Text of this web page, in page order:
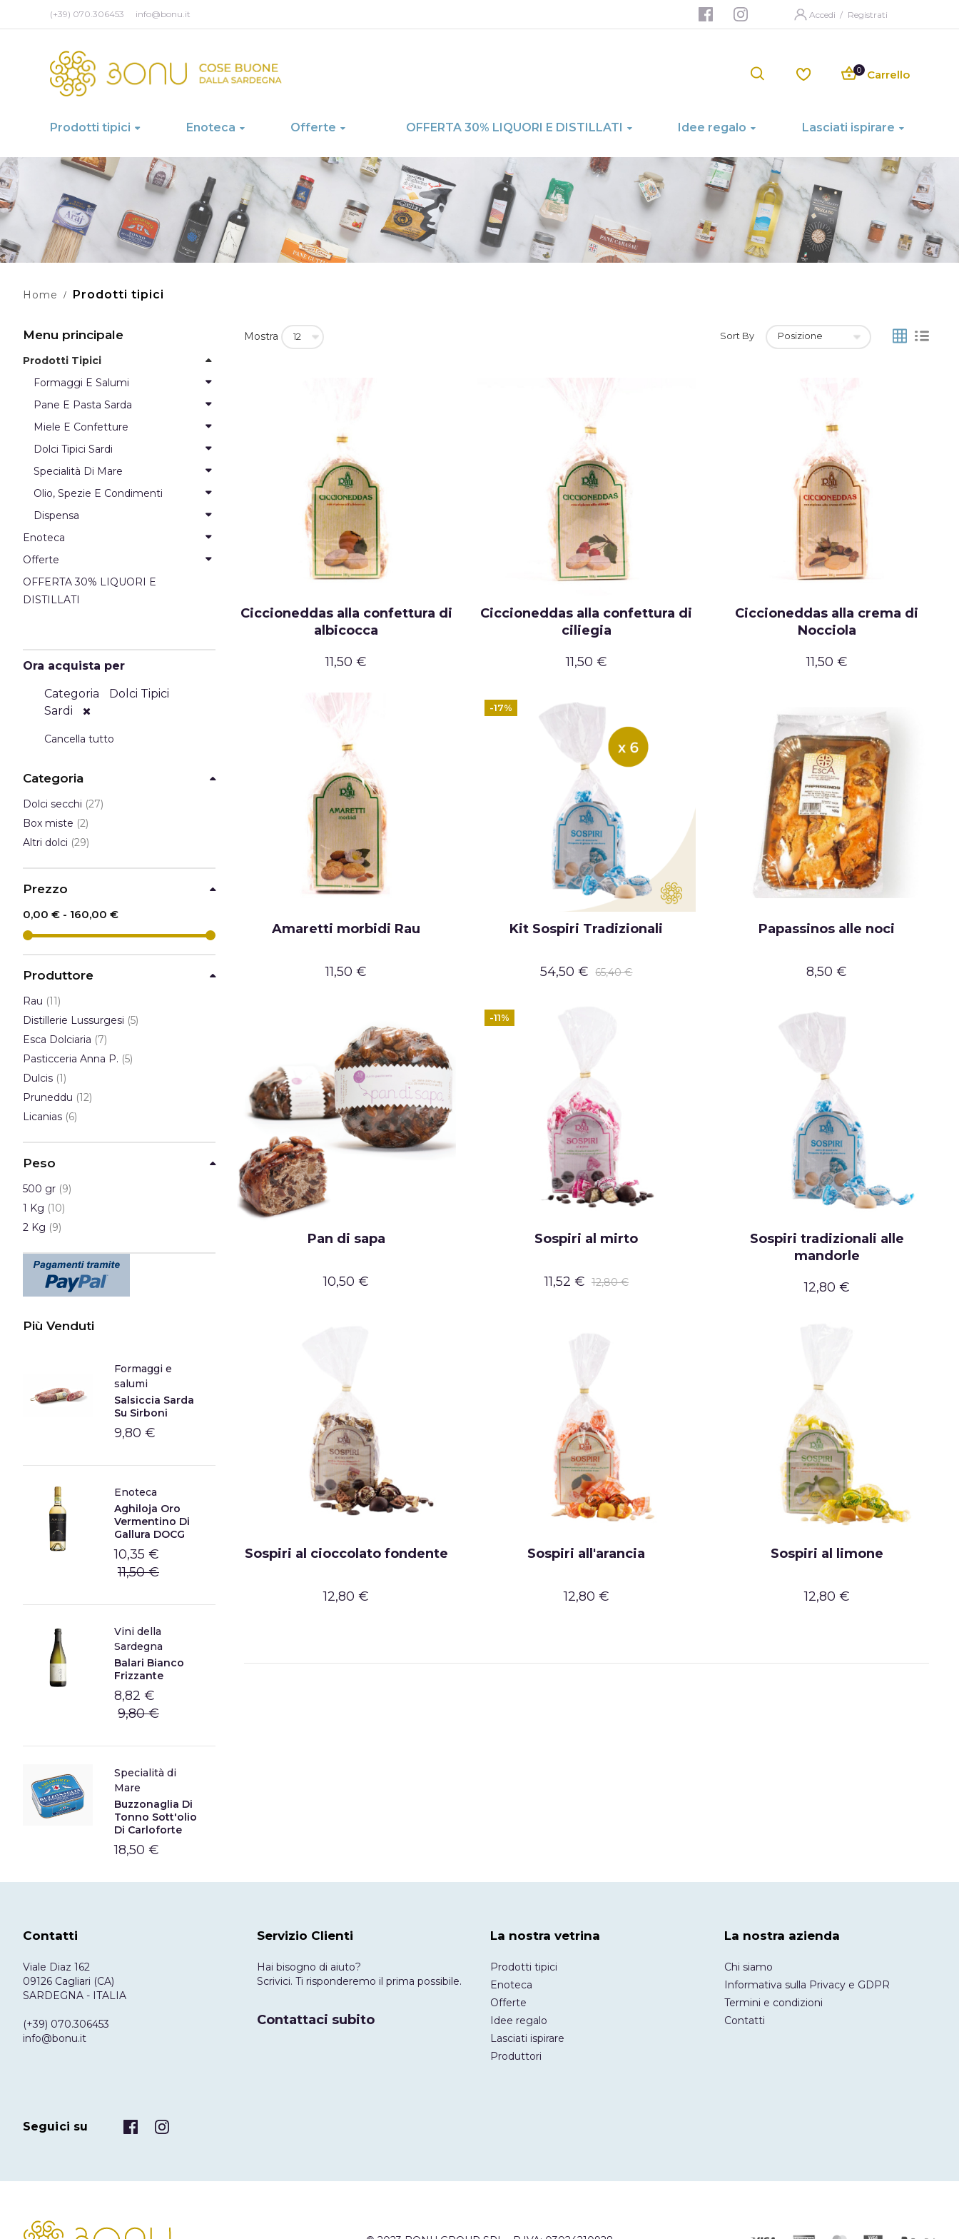
(+39) 070.306453 info@bonu.it Accedi / Registrati
Carrello
Prodotti tipici Enoteca Offerte OFFERTA 30% LIQUORI E DISTILLATI Idee regalo Lasciati ispirare
Home Prodotti tipici
GridList
Sort By
Mostra
Ciccioneddas alla confettura di
albicocca
11,50 €
Ciccioneddas alla confettura di
ciliegia
11,50 €
Ciccioneddas alla crema di
Nocciola
11,50 €
Amaretti morbidi Rau
11,50 €
-17%
Kit Sospiri Tradizionali
54,50 € 65,40 €
Papassinos alle noci
8,50 €
Pan di sapa
10,50 €
-11%
Sospiri al mirto
11,52 € 12,80 €
Sospiri tradizionali alle
mandorle
12,80 €
Sospiri al cioccolato fondente
12,80 €
Sospiri all'arancia
12,80 €
Sospiri al limone
12,80 €
Menu principale
Prodotti Tipici
Formaggi E Salumi
Pane E Pasta Sarda
Miele E Confetture
Dolci Tipici Sardi
Specialità Di Mare
Olio, Spezie E Condimenti
Dispensa
Enoteca
Offerte
OFFERTA 30% LIQUORI E
DISTILLATI
Ora acquista per
Categoria
Dolci Tipici
Sardi
Cancella tutto
Categoria
Dolci secchi 27elementi
Box miste 2elementi
Altri dolci 29elementi
Prezzo
0,00 € - 160,00 €
Produttore
Rau 11elementi
Distillerie Lussurgesi 5elementi
Esca Dolciaria
7elementi
Pasticceria Anna P. 5elementi
Dulcis 1elemento
Pruneddu 12elementi
Licanias 6elementi
Peso
500 gr 9elementi
1 Kg 10elementi
2 Kg
9elementi
Più Venduti
Formaggi e
salumi
Salsiccia Sarda
Su Sirboni
9,80 €
Enoteca
Aghiloja Oro
Vermentino Di
Gallura DOCG
10,35 €
11,50 €
Vini della
Sardegna
Balari Bianco
Frizzante
8,82 €
9,80 €
Specialità di
Mare
Buzzonaglia Di
Tonno Sott'olio
Di Carloforte
18,50 €
Contatti
Viale Diaz 162
09126 Cagliari (CA)
SARDEGNA - ITALIA
(+39) 070.306453
info@bonu.it
Servizio Clienti
Hai bisogno di aiuto?
Scrivici. Ti risponderemo il prima possibile.
Contattaci subito
La nostra vetrina
Prodotti tipici
Enoteca
Offerte
Idee regalo
Lasciati ispirare
Produttori
La nostra azienda
Chi siamo
Informativa sulla Privacy e GDPR
Termini e condizioni
Contatti
Seguici su